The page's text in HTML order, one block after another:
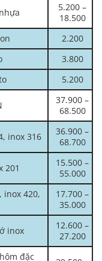
5.200 –
18.500
2.200
3.800
5.200
37.900 –
68.500
inox 316
36.900 –
68.700
201
15.500 –
55.000
inox 420,
17.700 –
35.000
inox
12.600 –
27.200
đặc